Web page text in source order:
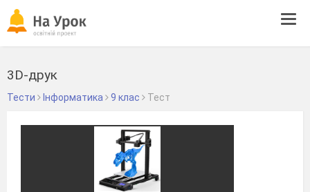
3D-друк
Тести Інформатика 9 клас Тест